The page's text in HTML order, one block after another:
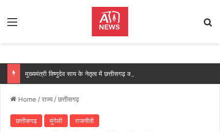
Menu
Home /राज्य /छत्तीसगढ़
छत्तीसगढ़ मुंगेली राजनीती